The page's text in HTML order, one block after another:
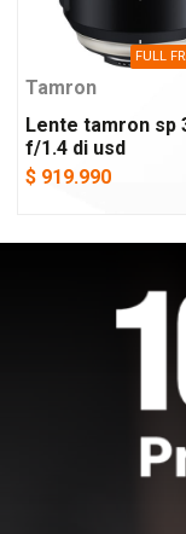
FULL
Tamron
Lente tamron sp
f/1.4 di usd
$ 919.990